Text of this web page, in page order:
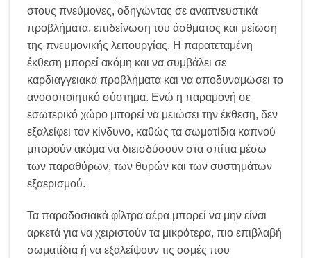
στους πνεύμονες, οδηγώντας σε αναπνευστικά
προβλήματα, επιδείνωση του άσθματος και μείωση
της πνευμονικής λειτουργίας. Η παρατεταμένη
έκθεση μπορεί ακόμη και να συμβάλει σε
καρδιαγγειακά προβλήματα και να αποδυναμώσει το
ανοσοποιητικό σύστημα. Ενώ η παραμονή σε
εσωτερικό χώρο μπορεί να μειώσει την έκθεση, δεν
εξαλείφει τον κίνδυνο, καθώς τα σωματίδια καπνού
μπορούν ακόμα να διεισδύσουν στα σπίτια μέσω
των παραθύρων, των θυρών και των συστημάτων
εξαερισμού.
Τα παραδοσιακά φίλτρα αέρα μπορεί να μην είναι
αρκετά για να χειριστούν τα μικρότερα, πιο επιβλαβή
σωματίδια ή να εξαλείψουν τις οσμές που